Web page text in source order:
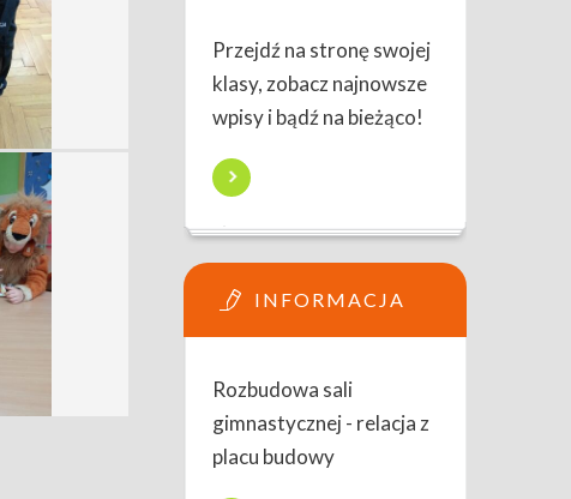
Przejdź na stronę swojej
klasy, zobacz najnowsze
wpisy i bądź na bieżąco!
INFORMACJA
Rozbudowa sali
gimnastycznej - relacja z
placu budowy